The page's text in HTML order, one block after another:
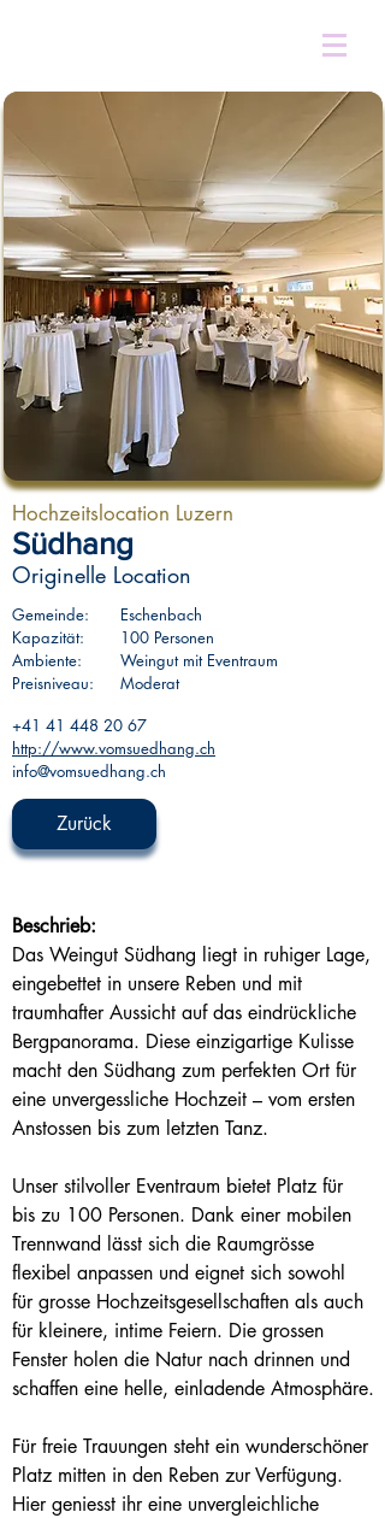
Hochzeitslocation Luzern
Südhang
Originelle Location
Gemeinde:
Eschenbach
Kapazität:
100 Personen
Ambiente:
Weingut mit Eventraum
Preisniveau:
Moderat
+41 41 448 20 67
http://www.vomsuedhang.ch
info@vomsuedhang.ch
Zurück
Beschrieb:
Das Weingut Südhang liegt in ruhiger Lage,
eingebettet in unsere Reben und mit
traumhafter Aussicht auf das eindrückliche
Bergpanorama. Diese einzigartige Kulisse
macht den Südhang zum perfekten Ort für
eine unvergessliche Hochzeit – vom ersten
Anstossen bis zum letzten Tanz.
Unser stilvoller Eventraum bietet Platz für
bis zu 100 Personen. Dank einer mobilen
Trennwand lässt sich die Raumgrösse
flexibel anpassen und eignet sich sowohl
für grosse Hochzeitsgesellschaften als auch
für kleinere, intime Feiern. Die grossen
Fenster holen die Natur nach drinnen und
schaffen eine helle, einladende Atmosphäre.
Für freie Trauungen steht ein wunderschöner
Platz mitten in den Reben zur Verfügung.
Hier geniesst ihr eine unvergleichliche